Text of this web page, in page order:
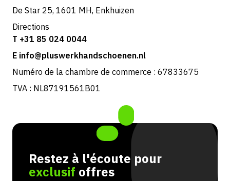
De Star 25, 1601 MH, Enkhuizen
Directions
T +31 85 024 0044
E info@pluswerkhandschoenen.nl
Numéro de la chambre de commerce : 67833675
TVA : NL87191561B01
Restez à l'écoute pour
exclusif offres